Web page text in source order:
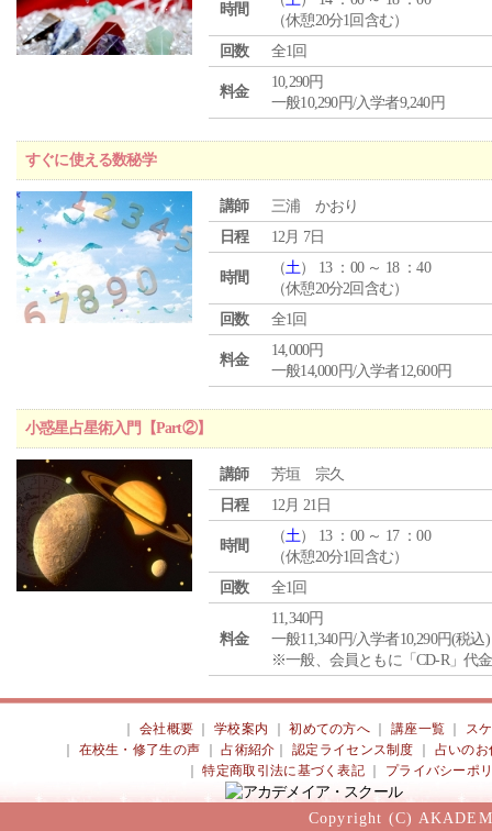
時間
（休憩20分1回含む）
回数
全1回
料金
10,290円
一般10,290円/入学者9,240円
すぐに使える数秘学
講師
三浦 かおり
日程
12月 7日
時間
（土） 13 ：00 ～ 18 ：40
（休憩20分2回含む）
回数
全1回
料金
14,000円
一般14,000円/入学者12,600円
小惑星占星術入門【Part②】
講師
芳垣 宗久
日程
12月 21日
時間
（土） 13 ：00 ～ 17 ：00
（休憩20分1回含む）
回数
全1回
料金
11,340円
一般11,340円/入学者10,290円(税込)
※一般、会員ともに「CD-R」代
会社概要 ｜学校案内 ｜初めての方へ 講座一覧
ス
在校生・修了生の声 ｜占術紹介 ｜認定ライセンス制度
占いのお
｜特定商取引法に基づく表記 プライバシーポ
Copyright (C)